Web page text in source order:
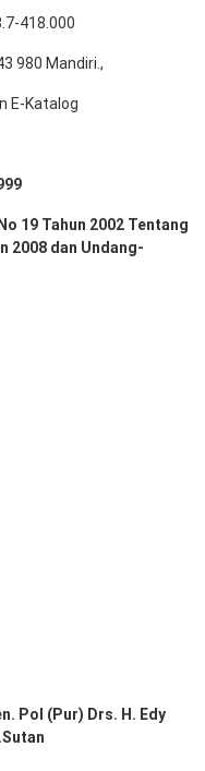
418.000
980 Mandiri.,
E-Katalog
19 Tahun 2002 Tentang
2008 dan Undang-
Pol (Pur) Drs. H. Edy